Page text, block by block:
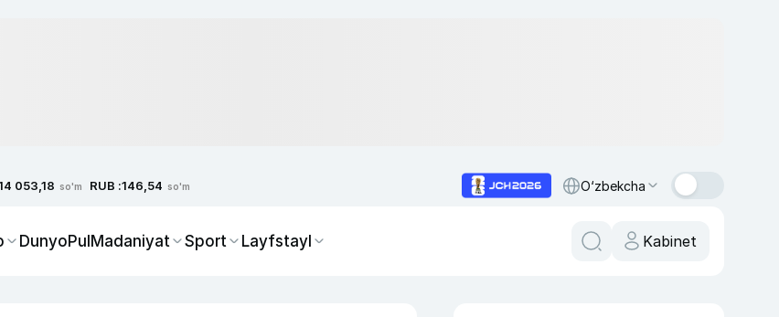
053,18 so'm RUB :146,54 so'm O‘zbekcha
DunyoPulMadaniyat Sport Layfstayl Kabinet